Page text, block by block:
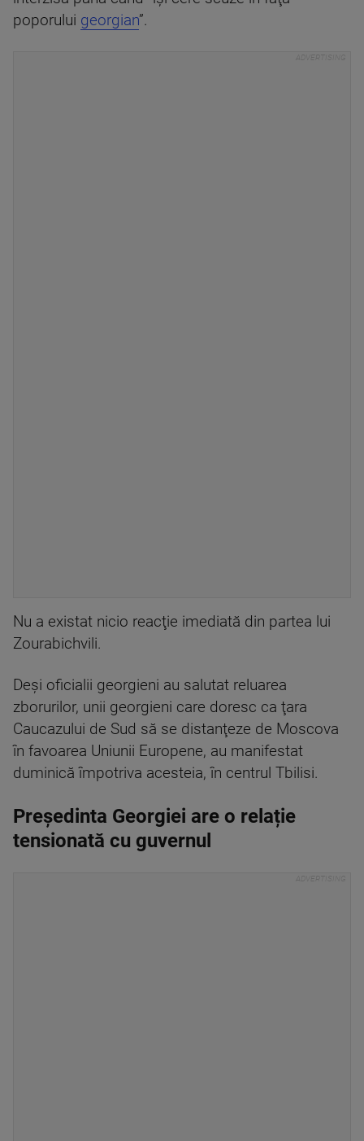
poporului georgian”.
Nu a existat nicio reacţie imediată din partea lui
Zourabichvili.
Deşi oficialii georgieni au salutat reluarea
zborurilor, unii georgieni care doresc ca ţara
Caucazului de Sud să se distanţeze de Moscova
în favoarea Uniunii Europene, au manifestat
duminică împotriva acesteia, în centrul Tbilisi.
Președinta Georgiei are o relație
tensionată cu guvernul